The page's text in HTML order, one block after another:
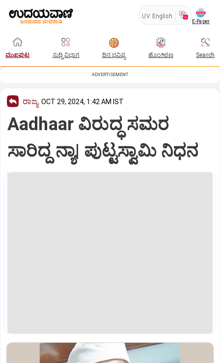
UV English
E-Paper
ಮುಖಪುಟ ಸುದ್ದಿ ವಿಭಾಗ ದಿನ ಭವಿಷ್ಯ ಹೊಂಗಿರಣ Search
ADVERTISEMENT
ರಾಜ್ಯ OCT 29, 2024, 1:42 AM IST
Aadhaar ವಿರುದ್ಧ ಸಮರ
ಸಾರಿದ್ದ ನ್ಯಾ| ಪುಟ್ಟಸ್ವಾಮಿ ನಿಧನ